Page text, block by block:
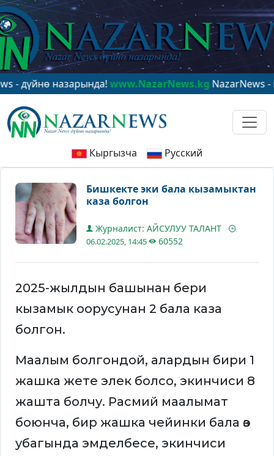
назарында!www.NazarNews.kgNazarNews - в
Кыргызча Русский
Бишкекте эки бала кызамыктан
каза болгон
Журналист: АЙСУЛУУ ТАЛАНТ
06.02.2025, 14:45 60552
2025-жылдын башынан бери
кызамык оорусунан 2 бала каза
болгон.
Маалым болгондой, алардын бири 1
жашка жете элек болсо, экинчиси 8
жашта болчу. Расмий маалымат
боюнча, бир жашка чейинки бала өз
убагында эмделбесе, экинчиси